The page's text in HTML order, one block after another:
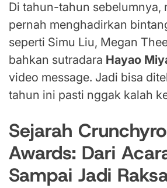
Di tahun-tahun sebelumnya,
pernah menghadirkan
seperti Simu Liu, Megan
bahkan sutradara Hayao
video message. Jadi bisa
tahun ini pasti nggak kalah
Sejarah
Awards: Dari
Sampai Jadi